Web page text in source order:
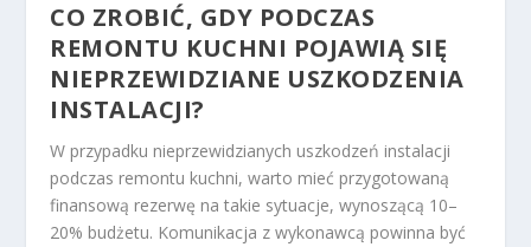
CO ZROBIĆ, GDY PODCZAS
REMONTU KUCHNI POJAWIĄ SIĘ
NIEPRZEWIDZIANE USZKODZENIA
INSTALACJI?
W przypadku nieprzewidzianych uszkodzeń instalacji
podczas remontu kuchni, warto mieć przygotowaną
finansową rezerwę na takie sytuacje, wynoszącą 10–
20% budżetu. Komunikacja z wykonawcą powinna być